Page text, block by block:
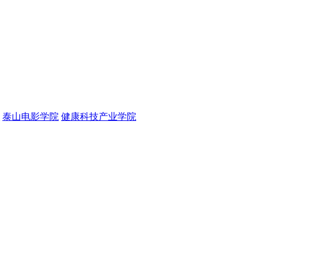
泰山电影学院 健康科技产业学院